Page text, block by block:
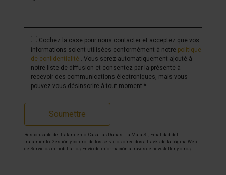
Cochez la case pour nous contacter et acceptez que vos
informations soient utilisées conformément à notre politique
de confidentialité . Vous serez automatiquement ajouté à
notre liste de diffusion et consentez par la présente à
recevoir des communications électroniques, mais vous
pouvez vous désinscrire à tout moment.*
Soumettre
Responsable del tratamiento: Casa Las Dunas - La Mata SL, Finalidad del
tratamiento: Gestión y control de los servicios ofrecidos a través de la página Web
de Servicios inmobiliarios, Envío de información a traves de newsletter y otros,